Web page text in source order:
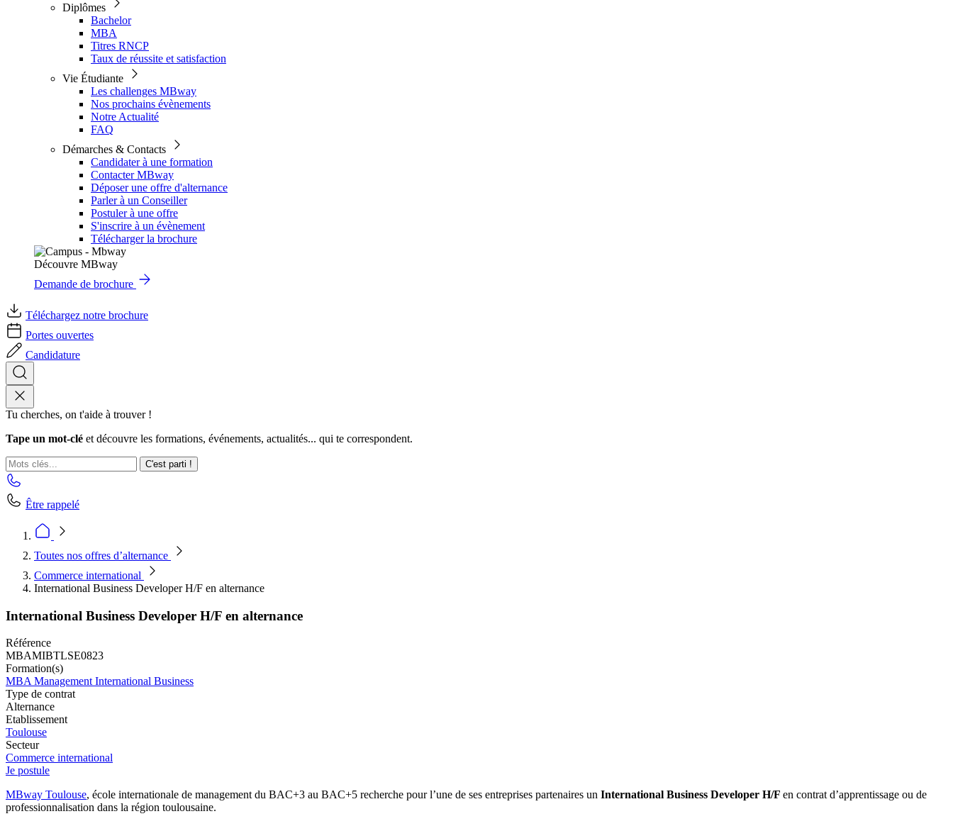
Diplômes
Bachelor
MBA
Titres RNCP
Taux de réussite et satisfaction
Vie Étudiante
Les challenges MBway
Nos prochains évènements
Notre Actualité
FAQ
Démarches & Contacts
Candidater à une formation
Contacter MBway
Déposer une offre d'alternance
Parler à un Conseiller
Postuler à une offre
S'inscrire à un évènement
Télécharger la brochure
Découvre MBway
Demande de brochure
Téléchargez notre brochure
Portes ouvertes
Candidature
Tu cherches, on t'aide à trouver !
Tape un mot-clé et découvre les formations, événements, actualités... qui te correspondent.
C'est parti !
Être rappelé
Toutes nos offres d’alternance
Commerce international
International Business Developer H/F en alternance
International Business Developer H/F en alternance
Référence
MBAMIBTLSE0823
Formation(s)
MBA Management International Business
Type de contrat
Alternance
Etablissement
Toulouse
Secteur
Commerce international
Je postule
MBway Toulouse, école internationale de management du BAC+3 au BAC+5 recherche pour l’une de ses entreprises partenaires un International Business Developer H/F en contrat d’apprentissage ou de
professionnalisation dans la région toulousaine.